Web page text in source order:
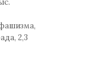
2,3